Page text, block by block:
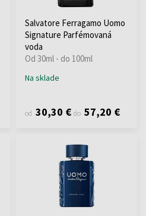
Salvatore Ferragamo Uomo
Signature Parfémovaná
voda
Od 30ml - do 100ml
Na sklade
od 30,30 € do 57,20 €